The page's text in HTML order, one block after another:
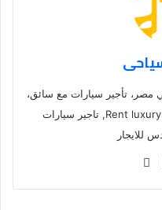
مصر، تأجير سيارات مع سائق،
إيجار سيارات، سيارات للايجار، Rent luxury car, تاجير سيارات
للايجار